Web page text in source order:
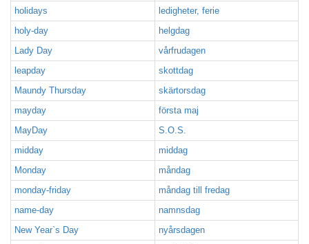
holidays
ledigheter, ferie
holy-day
helgdag
Lady Day
vårfrudagen
leapday
skottdag
Maundy Thursday
skärtorsdag
mayday
första maj
MayDay
S.O.S.
midday
middag
Monday
måndag
monday-friday
måndag till fredag
name-day
namnsdag
New Year`s Day
nyårsdagen